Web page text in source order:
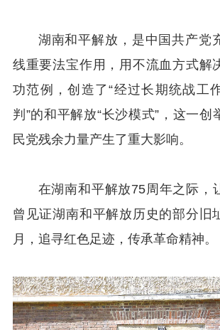
湖南和平解放，是中国共产党
线重要法宝作用，用不流血方式解
功范例，创造了“经过长期统战工
判”的和平解放“长沙模式”，这一创
民党残余力量产生了重大影响。
在湖南和平解放75周年之际，
曾见证湖南和平解放历史的部分旧
月，追寻红色足迹，传承革命精神。